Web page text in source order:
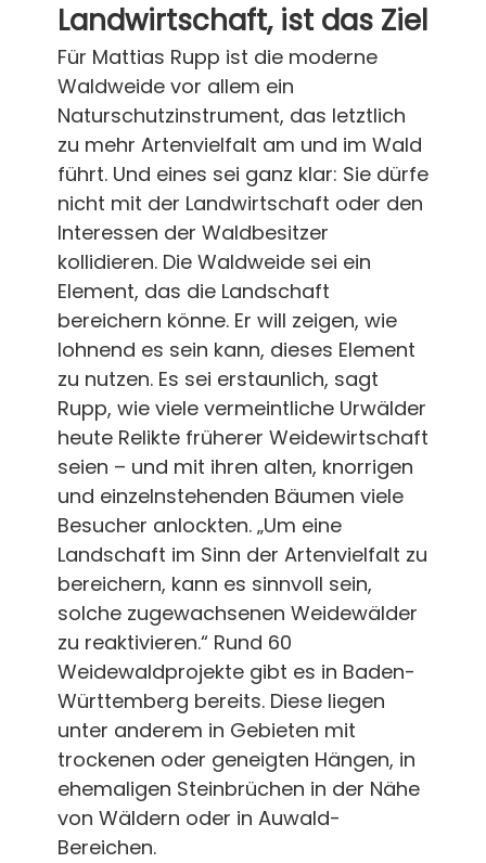
Landwirtschaft, ist das Ziel
Für Mattias Rupp ist die moderne
Waldweide vor allem ein
Naturschutzinstrument, das letztlich
zu mehr Artenvielfalt am und im Wald
führt. Und eines sei ganz klar: Sie dürfe
nicht mit der Landwirtschaft oder den
Interessen der Waldbesitzer
kollidieren. Die Waldweide sei ein
Element, das die Landschaft
bereichern könne. Er will zeigen, wie
lohnend es sein kann, dieses Element
zu nutzen. Es sei erstaunlich, sagt
Rupp, wie viele vermeintliche Urwälder
heute Relikte früherer Weidewirtschaft
seien – und mit ihren alten, knorrigen
und einzelnstehenden Bäumen viele
Besucher anlockten. „Um eine
Landschaft im Sinn der Artenvielfalt zu
bereichern, kann es sinnvoll sein,
solche zugewachsenen Weidewälder
zu reaktivieren.“ Rund 60
Weidewaldprojekte gibt es in Baden-
Württemberg bereits. Diese liegen
unter anderem in Gebieten mit
trockenen oder geneigten Hängen, in
ehemaligen Steinbrüchen in der Nähe
von Wäldern oder in Auwald-
Bereichen.